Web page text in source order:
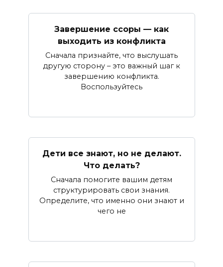
Завершение ссоры — как
выходить из конфликта
Сначала признайте, что выслушать
другую сторону – это важный шаг к
завершению конфликта.
Воспользуйтесь
Дети все знают, но не делают.
Что делать?
Сначала помогите вашим детям
структурировать свои знания.
Определите, что именно они знают и
чего не